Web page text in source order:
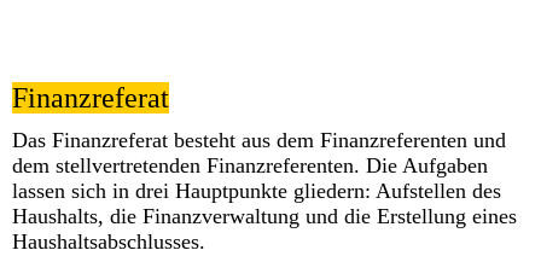
Finanzreferat
Das Finanzreferat besteht aus dem Finanzreferenten und
dem stellvertretenden Finanzreferenten. Die Aufgaben
lassen sich in drei Hauptpunkte gliedern: Aufstellen des
Haushalts, die Finanzverwaltung und die Erstellung eines
Haushaltsabschlusses.